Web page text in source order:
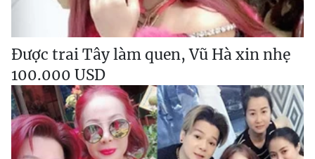
Được trai Tây làm quen, Vũ Hà xin nhẹ
100.000 USD